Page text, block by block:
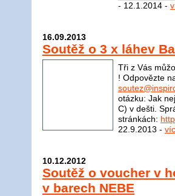
- 12.1.2014 -
16.09.2013
Soutěž o 3 x láhev
Tři z Vás
! Odpovězte
otázku: Jak
C) v dešti.
stránkách:
22.9.2013 -
10.12.2012
Soutěž o voucher v
v barech NEBE